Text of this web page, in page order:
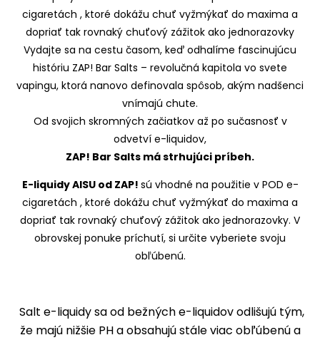
Vydajte sa na cestu časom, keď odhalíme fascinujúcu
históriu ZAP! Bar Salts – revolučná kapitola vo svete
vapingu, ktorá nanovo definovala spôsob, akým nadšenci
vnímajú chute.
Od svojich skromných začiatkov až po sučasnosť v
odvetví e-liquidov,
ZAP! Bar Salts má strhujúci príbeh.
E-liquidy AISU od ZAP! sú vhodné na použitie v POD e-
cigaretách , ktoré dokážu chuť vyžmýkať do maxima a
dopriať tak rovnaký chuťový zážitok ako jednorazovky. V
obrovskej ponuke príchutí, si určite vyberiete svoju
obľúbenú.
Salt e-liquidy sa od bežných e-liquidov odlišujú tým,
že majú nižšie PH a obsahujú stále viac obľúbenú a